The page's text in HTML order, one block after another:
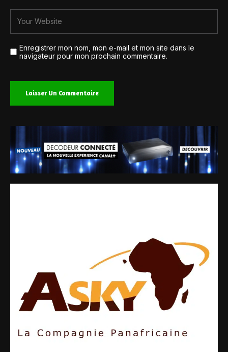
Enregistrer mon nom, mon e-mail et mon site dans le
navigateur pour mon prochain commentaire.